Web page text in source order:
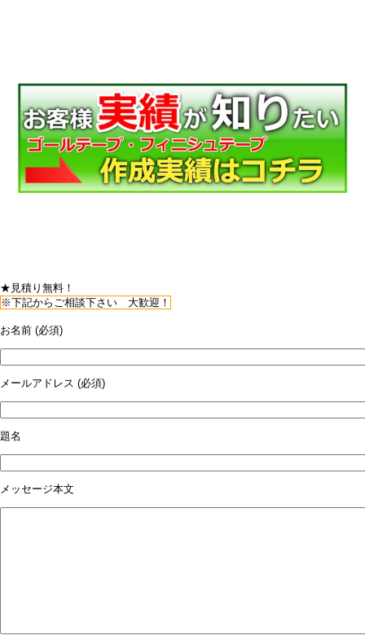
★見積り無料！
※下記からご相談下さい 大歓迎！
お名前 (必須)
メールアドレス (必須)
題名
メッセージ本文